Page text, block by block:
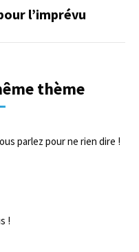
l’imprévu
thème
parlez pour ne rien dire !
!